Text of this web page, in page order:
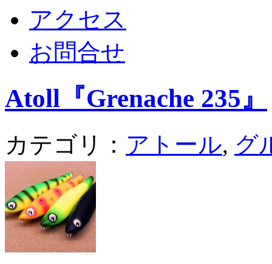
アクセス
お問合せ
Atoll『Grenache 235』
カテゴリ： アトール, グ